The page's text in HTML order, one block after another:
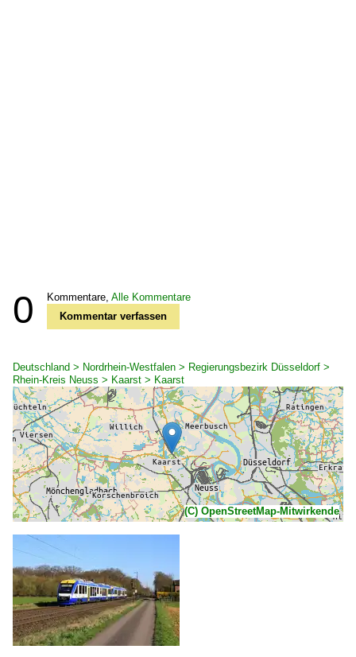
0 Kommentare, Alle Kommentare
Kommentar verfassen
Deutschland > Nordrhein-Westfalen > Regierungsbezirk Düsseldorf >
Rhein-Kreis Neuss > Kaarst > Kaarst
(C) OpenStreetMap-Mitwirkende